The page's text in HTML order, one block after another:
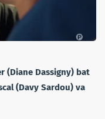
(Diane Dassigny) bat
(Davy Sardou) va